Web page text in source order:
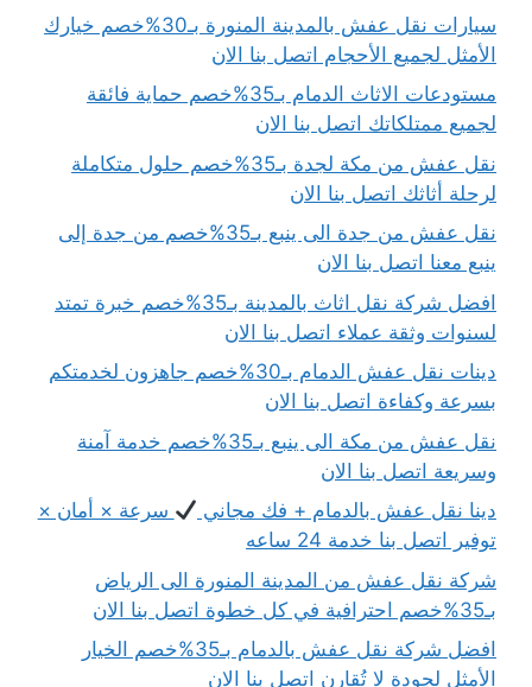
سيارات نقل عفش بالمدينة المنورة بـ30%خصم خيارك
الأمثل لجميع الأحجام اتصل بنا الان
مستودعات الاثاث الدمام بـ35%خصم حماية فائقة
لجميع ممتلكاتك اتصل بنا الان
نقل عفش من مكة لجدة بـ35%خصم حلول متكاملة
لرحلة أثاثك اتصل بنا الان
نقل عفش من جدة الى ينبع بـ35%خصم من جدة إلى
ينبع معنا اتصل بنا الان
افضل شركة نقل اثاث بالمدينة بـ35%خصم خبرة تمتد
لسنوات وثقة عملاء اتصل بنا الان
دينات نقل عفش الدمام بـ30%خصم جاهزون لخدمتكم
بسرعة وكفاءة اتصل بنا الان
نقل عفش من مكة الى ينبع بـ35%خصم خدمة آمنة
وسريعة اتصل بنا الان
دينا نقل عفش بالدمام + فك مجاني
سرعة × أمان ×
توفير اتصل بنا خدمة 24 ساعه
شركة نقل عفش من المدينة المنورة الى الرياض
بـ35%خصم احترافية في كل خطوة اتصل بنا الان
افضل شركة نقل عفش بالدمام بـ35%خصم الخيار
الأمثل لجودة لا تُقارن اتصل بنا الان